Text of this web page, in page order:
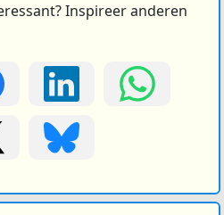
Inspireer anderen